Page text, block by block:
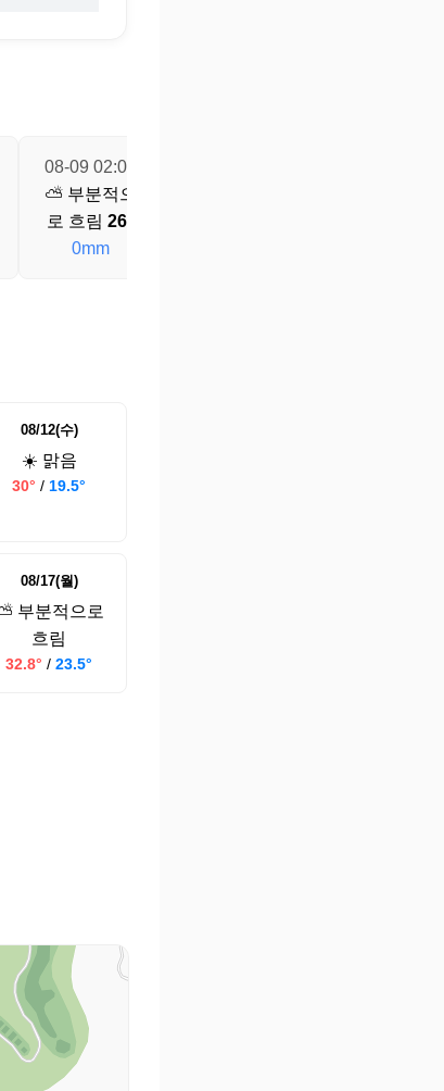
08-09 02:00
⛅ 부분적으
로 흐림 26°
0mm
08/12(수)
☀️ 맑음
30° / 19.5°
08/17(월)
부분적으로
흐림
32.8° / 23.5°